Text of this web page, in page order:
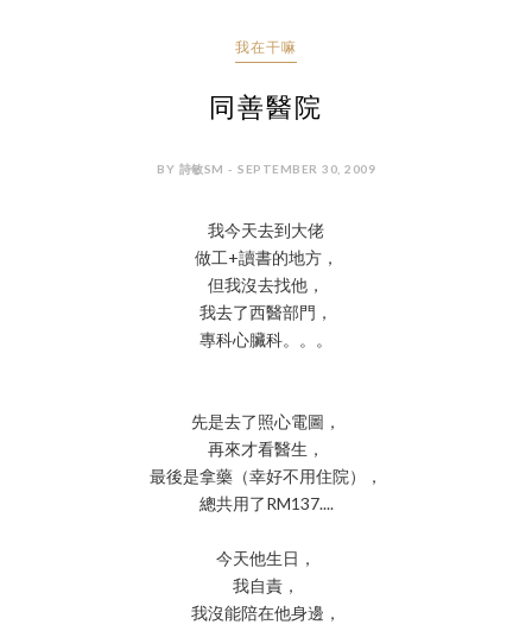
我在干嘛
同善醫院
BY 詩敏SM - SEPTEMBER 30, 2009
我今天去到大佬
做工+讀書的地方，
但我沒去找他，
我去了西醫部門，
專科心臟科。。。
先是去了照心電圖，
再來才看醫生，
最後是拿藥（幸好不用住院），
總共用了RM137....
今天他生日，
我自責，
我沒能陪在他身邊，